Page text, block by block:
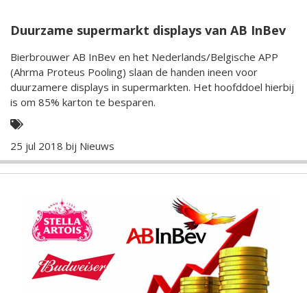
Duurzame supermarkt displays van AB InBev
Bierbrouwer AB InBev en het Nederlands/Belgische APP
(Ahrma Proteus Pooling) slaan de handen ineen voor
duurzamere displays in supermarkten. Het hoofddoel hierbij
is om 85% karton te besparen.
25 jul 2018 bij Nieuws